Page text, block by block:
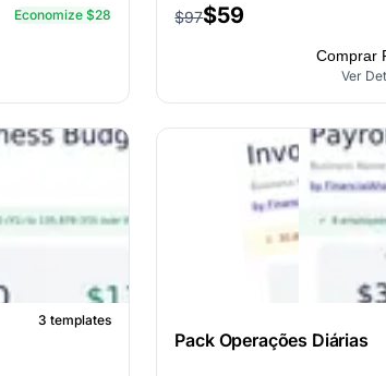
Economize $28 $97$59
Comprar
Ver
3 templates
Pack Operações Diárias